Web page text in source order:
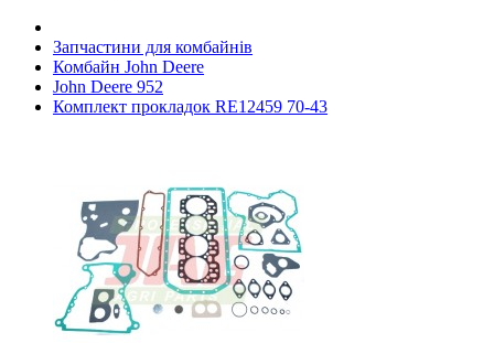
Запчастини для комбайнів
Комбайн John Deere
John Deere 952
Комплект прокладок RE12459 70-43